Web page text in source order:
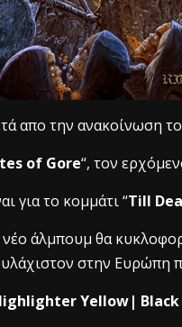
απο την ανακοίνωση
of Gore“, τον
για το κομμάτι “Till
άλμπουμ θα
στην Ευρώπη
Yellow| Black